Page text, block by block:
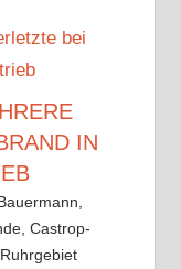
IN T
,Castrop-
Ruhrgebiet